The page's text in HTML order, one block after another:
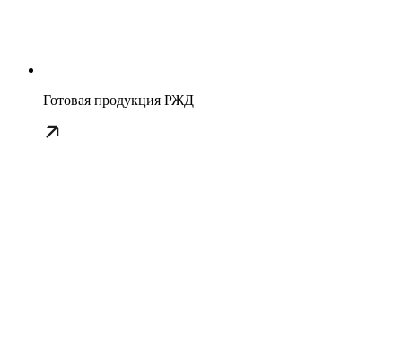
Готовая продукция РЖД